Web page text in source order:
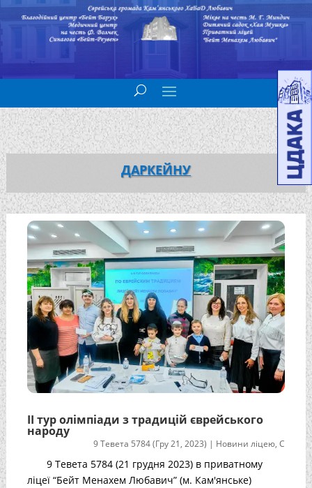
ДАРКЕЙНУ
II тур олімпіади з традицій єврейського
народу
9 Тевета 5784 (Гру 21, 2023) | Новини ліцею,С
9 Тевета 5784 (21 грудня 2023) в приватному
ліцеї “Бейт Менахем Любавич” (м. Кам'янське)